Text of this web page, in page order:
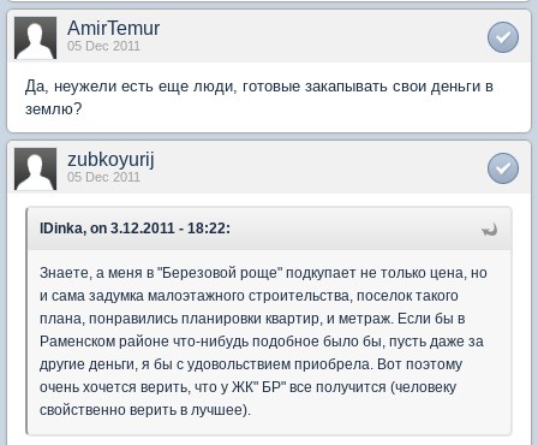
AmirTemur
05 Dec 2011
Да, неужели есть еще люди, готовые закапывать свои деньги в
землю?
zubkoyurij
05 Dec 2011
lDinka, on 3.12.2011 - 18:22:
Знаете, а меня в "Березовой роще" подкупает не только цена, но
и сама задумка малоэтажного строительства, поселок такого
плана, понравились планировки квартир, и метраж. Если бы в
Раменском районе что-нибудь подобное было бы, пусть даже за
другие деньги, я бы с удовольствием приобрела. Вот поэтому
очень хочется верить, что у ЖК" БР" все получится (человеку
свойственно верить в лучшее).